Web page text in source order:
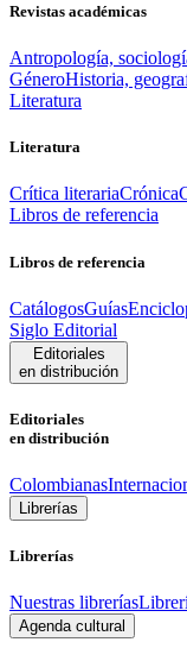
Revistas académicas
Antropología,
GéneroHistoria,
Literatura
Literatura
Crítica literariaCrónica
Libros de referencia
Libros de referencia
CatálogosGuías
Siglo Editorial
Editoriales
en distribución
Editoriales
en distribución
Colombianas
Librerías
Librerías
Nuestras librerías
Agenda cultural